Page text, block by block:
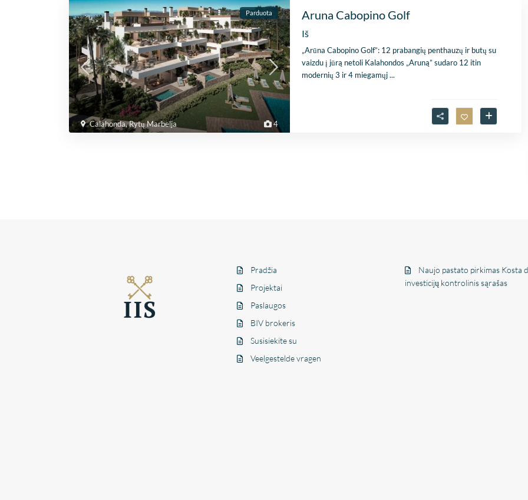
4
Calahonda,Rytų Marbelja
Parduota Aruna Cabopino Golf
Iš
„Arūna Cabopino Golf”: 12 prabangių penthauzų ir butų su
vaizdu į jūrą netoli Kalahondos „Aruną” sudaro 12 itin
modernių 3 ir 4 miegamųj...
Pradžia
Projektai
Paslaugos
BIV brokeris
Susisiekite su
Veelgestelde vragen
Naujo pastato pirkimas Kosta
investicijų kontrolinis sąrašas